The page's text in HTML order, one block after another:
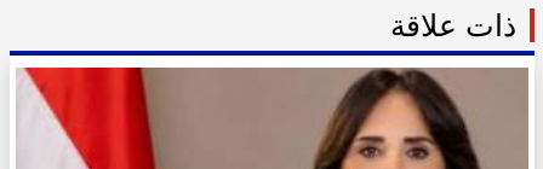
ذات علاقة